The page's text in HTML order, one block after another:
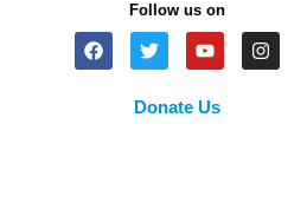
Follow us on
Donate Us